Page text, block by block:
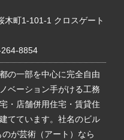
木町1-101-1 クロスゲート
8854
の一部を中心に完全自由
ベーション手がける工務
・店舗併用住宅・賃貸住
てています。社名のビル
のが芸術（アート）なら